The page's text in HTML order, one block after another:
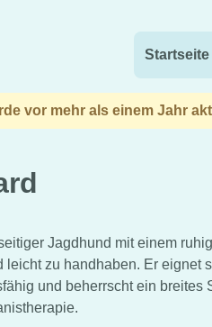
Startseite
vor mehr als einem Jahr
Jagdhund mit einem
leicht zu handhaben. Er eignet
und beherrscht ein breites